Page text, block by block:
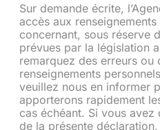
Sur demande écrite,
accès aux
concernant, sous réserve
prévues par la législation
remarquez des erreurs ou
renseignements
veuillez nous en informer
apporterons rapidement
cas échéant. Si vous avez
de la présente